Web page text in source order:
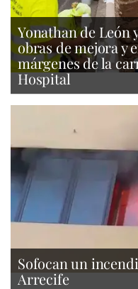
Yonathan de León
obras de mejora y
márgenes de la
Hospital
Sofocan un
Arrecife